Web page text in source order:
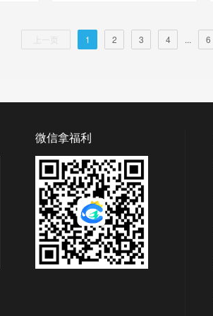
1 2 3 4 ... 6
微信拿福利